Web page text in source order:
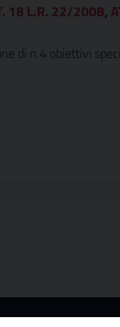
18 L.R. 22/2008,
di n.4 obiettivi